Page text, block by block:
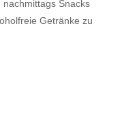
Snacks
Getränke zu